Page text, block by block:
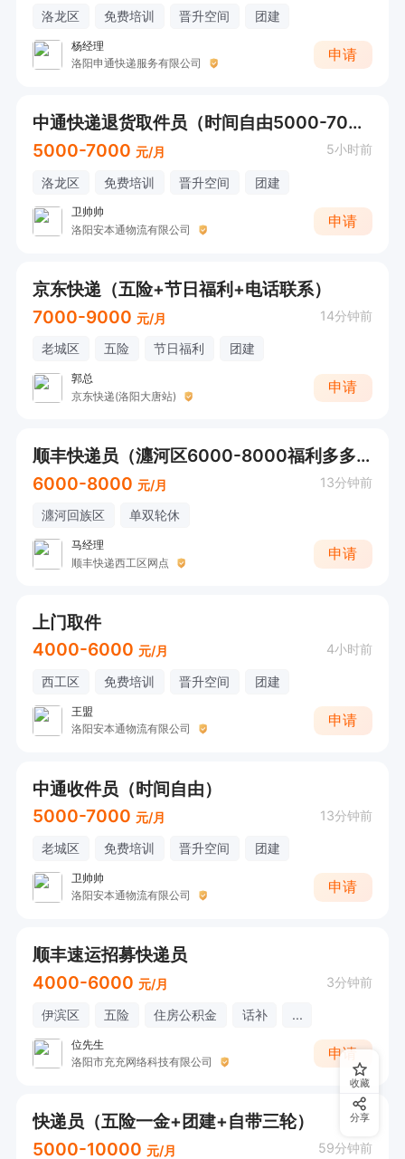
洛龙区 免费培训 晋升空间 团建
杨经理
洛阳申通快递服务有限公司
申请
中通快递退货取件员（时间自由5000-7000）
5000-7000 元/月 5小时前
洛龙区 免费培训 晋升空间 团建
卫帅帅
洛阳安本通物流有限公司
申请
京东快递（五险+节日福利+电话联系）
7000-9000 元/月 14分钟前
老城区 五险 节日福利 团建
郭总
京东快递(洛阳大唐站)
申请
顺丰快递员（瀍河区6000-8000福利多多）
6000-8000 元/月 13分钟前
瀍河回族区 单双轮休
马经理
顺丰快递西工区网点
申请
上门取件
4000-6000 元/月 4小时前
西工区 免费培训 晋升空间 团建
王盟
洛阳安本通物流有限公司
申请
中通收件员（时间自由）
5000-7000 元/月 13分钟前
老城区 免费培训 晋升空间 团建
卫帅帅
洛阳安本通物流有限公司
申请
顺丰速运招募快递员
4000-6000 元/月 3分钟前
伊滨区 五险 住房公积金 话补 ...
位先生
洛阳市充充网络科技有限公司
申请
快递员（五险一金+团建+自带三轮）
5000-10000 元/月 59分钟前
收藏
分享